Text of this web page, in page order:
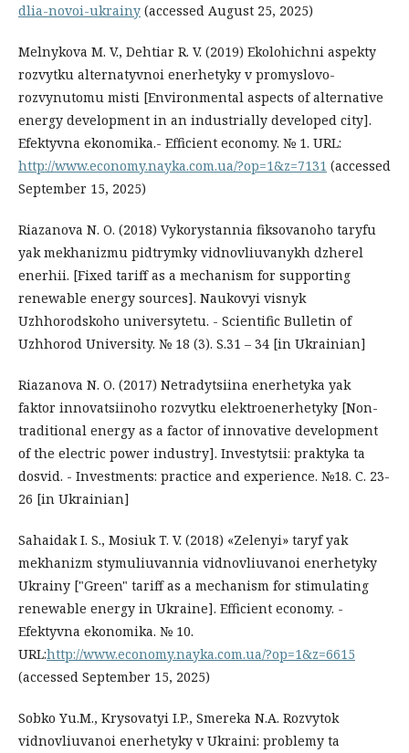
dlia-novoi-ukrainy (accessed August 25, 2025)
Melnykova M. V., Dehtiar R. V. (2019) Ekolohichni aspekty
rozvytku alternatyvnoi enerhetyky v promyslovo-
rozvynutomu misti [Environmental aspects of alternative
energy development in an industrially developed city].
Efektyvna ekonomika.- Efficient economy. № 1. URL:
http://www.economy.nayka.com.ua/?op=1&z=7131 (accessed
September 15, 2025)
Riazanova N. O. (2018) Vykorystannia fiksovanoho taryfu
yak mekhanizmu pidtrymky vidnovliuvanykh dzherel
enerhii. [Fixed tariff as a mechanism for supporting
renewable energy sources]. Naukovyi visnyk
Uzhhorodskoho universytetu. - Scientific Bulletin of
Uzhhorod University. № 18 (3). S.31 – 34 [in Ukrainian]
Riazanova N. O. (2017) Netradytsiina enerhetyka yak
faktor innovatsiinoho rozvytku elektroenerhetyky [Non-
traditional energy as a factor of innovative development
of the electric power industry]. Investytsii: praktyka ta
dosvid. - Investments: practice and experience. №18. С. 23-
26 [in Ukrainian]
Sahaidak I. S., Mosiuk T. V. (2018) «Zelenyi» taryf yak
mekhanizm stymuliuvannia vidnovliuvanoi enerhetyky
Ukrainy ["Green" tariff as a mechanism for stimulating
renewable energy in Ukraine]. Efficient economy. -
Efektyvna ekonomika. № 10.
URL:http://www.economy.nayka.com.ua/?op=1&z=6615
(accessed September 15, 2025)
Sobko Yu.M., Krysovatyi I.P., Smereka N.A. Rozvytok
vidnovliuvanoi enerhetyky v Ukraini: problemy ta